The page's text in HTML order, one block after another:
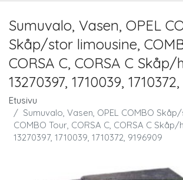
Sumuvalo, Vasen, OPEL
Skåp/stor limousine,
CORSA C, CORSA C
13270397, 1710039,
Etusivu
Sumuvalo, Vasen, OPEL COMBO
COMBO Tour, CORSA C, CORSA C
13270397, 1710039, 1710372, 9196909